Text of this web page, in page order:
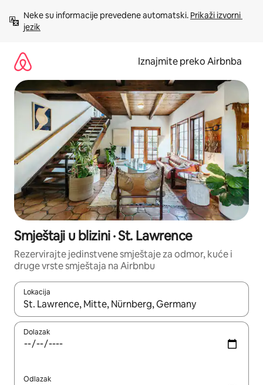
sadržaj
Neke su informacije prevedene automatski. Prikaži izvorni
jezik
Iznajmite preko Airbnba
Smještaji u blizini · St. Lawrence
Rezervirajte jedinstvene smještaje za odmor, kuće i
druge vrste smještaja na Airbnbu
Lokacija
Kada budu dostupni rezultati, moći ćete ih pregledati
Dolazak
Odlazak